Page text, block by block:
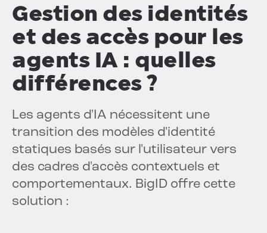
Gestion des identités
et des accès pour les
agents IA : quelles
différences ?
Les agents d'IA nécessitent une
transition des modèles d'identité
statiques basés sur l'utilisateur vers
des cadres d'accès contextuels et
comportementaux. BigID offre cette
solution :